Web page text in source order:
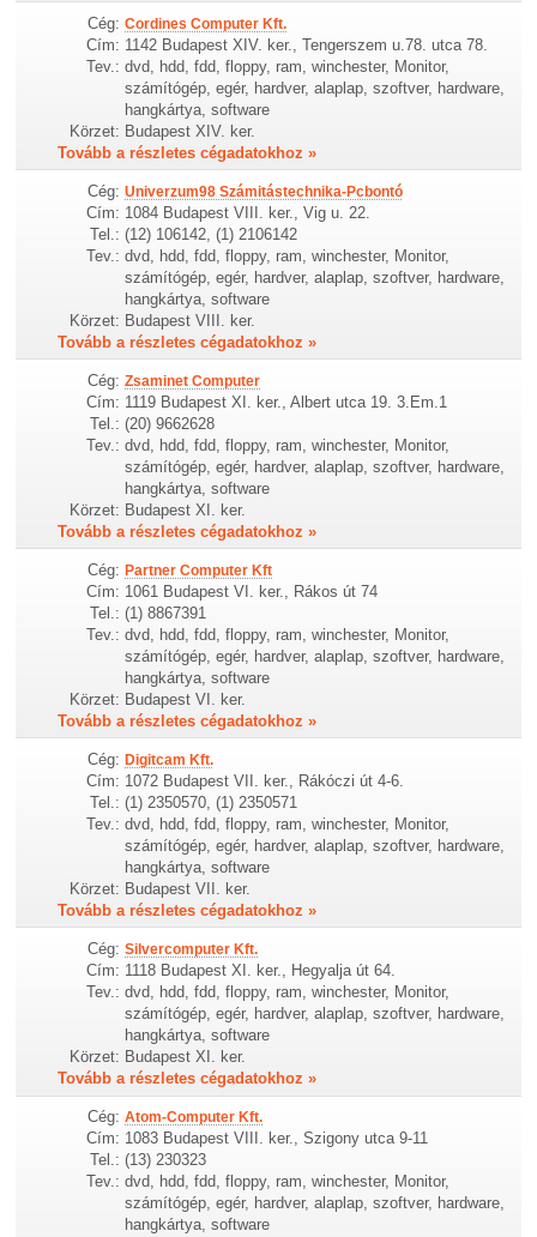
Cég: Cordines Computer Kft.
Cím: 1142 Budapest XIV. ker., Tengerszem u.78. utca 78.
Tev.: dvd, hdd, fdd, floppy, ram, winchester, Monitor,
számítógép, egér, hardver, alaplap, szoftver, hardware,
hangkártya, software
Körzet: Budapest XIV. ker.
Tovább a részletes cégadatokhoz »
Cég: Univerzum98 Számitástechnika-Pcbontó
Cím: 1084 Budapest VIII. ker., Vig u. 22.
Tel.: (12) 106142, (1) 2106142
Tev.: dvd, hdd, fdd, floppy, ram, winchester, Monitor,
számítógép, egér, hardver, alaplap, szoftver, hardware,
hangkártya, software
Körzet: Budapest VIII. ker.
Tovább a részletes cégadatokhoz »
Cég: Zsaminet Computer
Cím: 1119 Budapest XI. ker., Albert utca 19. 3.Em.1
Tel.: (20) 9662628
Tev.: dvd, hdd, fdd, floppy, ram, winchester, Monitor,
számítógép, egér, hardver, alaplap, szoftver, hardware,
hangkártya, software
Körzet: Budapest XI. ker.
Tovább a részletes cégadatokhoz »
Cég: Partner Computer Kft
Cím: 1061 Budapest VI. ker., Rákos út 74
Tel.: (1) 8867391
Tev.: dvd, hdd, fdd, floppy, ram, winchester, Monitor,
számítógép, egér, hardver, alaplap, szoftver, hardware,
hangkártya, software
Körzet: Budapest VI. ker.
Tovább a részletes cégadatokhoz »
Cég: Digitcam Kft.
Cím: 1072 Budapest VII. ker., Rákóczi út 4-6.
Tel.: (1) 2350570, (1) 2350571
Tev.: dvd, hdd, fdd, floppy, ram, winchester, Monitor,
számítógép, egér, hardver, alaplap, szoftver, hardware,
hangkártya, software
Körzet: Budapest VII. ker.
Tovább a részletes cégadatokhoz »
Cég: Silvercomputer Kft.
Cím: 1118 Budapest XI. ker., Hegyalja út 64.
Tev.: dvd, hdd, fdd, floppy, ram, winchester, Monitor,
számítógép, egér, hardver, alaplap, szoftver, hardware,
hangkártya, software
Körzet: Budapest XI. ker.
Tovább a részletes cégadatokhoz »
Cég: Atom-Computer Kft.
Cím: 1083 Budapest VIII. ker., Szigony utca 9-11
Tel.: (13) 230323
Tev.: dvd, hdd, fdd, floppy, ram, winchester, Monitor,
számítógép, egér, hardver, alaplap, szoftver, hardware,
hangkártya, software